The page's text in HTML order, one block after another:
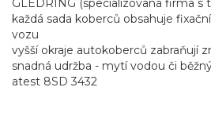
GLEDRING (specializovaná firma s
každá sada koberců obsahuje
vozu
vyšší okraje autokoberců zabraňují
snadná udržba - mytí vodou či
atest 8SD 3432